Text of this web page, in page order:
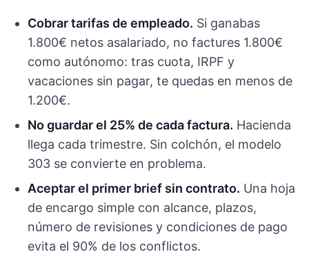
Cobrar tarifas de empleado. Si ganabas
1.800€ netos asalariado, no factures 1.800€
como autónomo: tras cuota, IRPF y
vacaciones sin pagar, te quedas en menos de
1.200€.
No guardar el 25% de cada factura. Hacienda
llega cada trimestre. Sin colchón, el modelo
303 se convierte en problema.
Aceptar el primer brief sin contrato. Una hoja
de encargo simple con alcance, plazos,
número de revisiones y condiciones de pago
evita el 90% de los conflictos.